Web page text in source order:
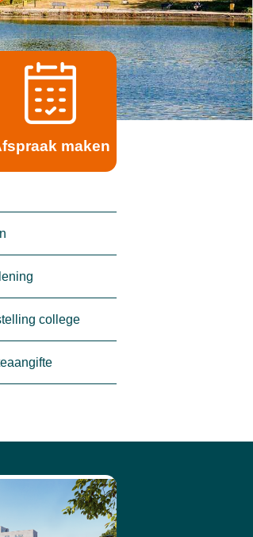
maken
college